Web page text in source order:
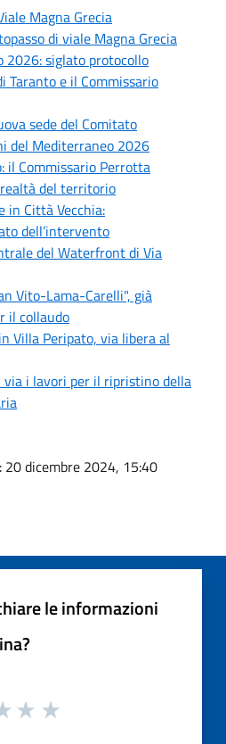
Magna Grecia
di viale Magna Grecia
2026: siglato protocollo
Taranto e il Commissario
sede del Comitato
del Mediterraneo 2026
il Commissario Perrotta
del territorio
in Città Vecchia:
dell’intervento
del Waterfront di Via
Vito-Lama-Carelli", già
il collaudo
Villa Peripato, via libera al
via i lavori per il ripristino della
: 20 dicembre 2024, 15:40
le informazioni